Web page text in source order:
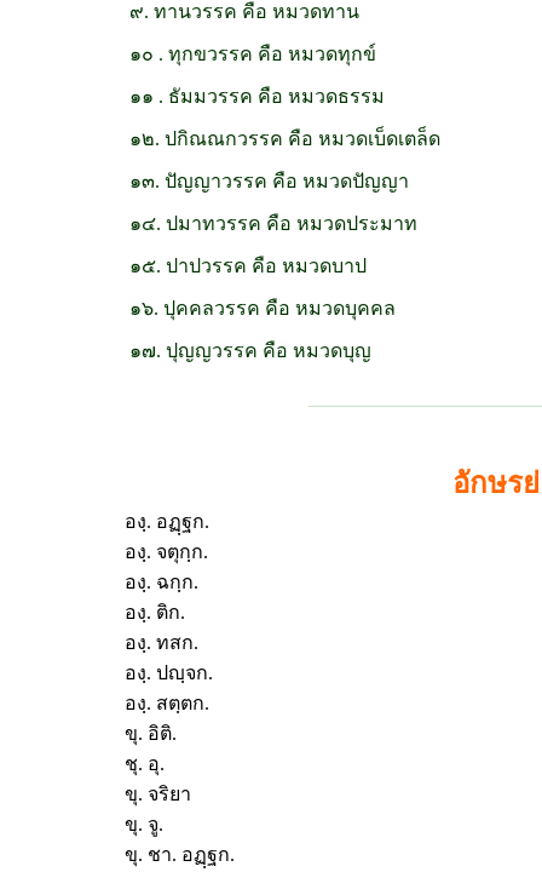
๙. ทานวรรค คือ หมวดทาน
๑๐ . ทุกขวรรค คือ หมวดทุกข์
๑๑ . ธัมมวรรค คือ หมวดธรรม
๑๒. ปกิณณกวรรค คือ หมวดเบ็ดเตล็ด
๑๓. ปัญญาวรรค คือ หมวดปัญญา
๑๔. ปมาทวรรค คือ หมวดประมาท
๑๕. ปาปวรรค คือ หมวดบาป
๑๖. ปุคคลวรรค คือ หมวดบุคคล
๑๗. ปุญญวรรค คือ หมวดบุญ
อักษร
องฺ. อฏฺฐก.
องฺ. จตุกฺก.
องฺ. ฉกฺก.
องฺ. ติก.
องฺ. ทสก.
องฺ. ปญฺจก.
องฺ. สตฺตก.
ขุ. อิติ.
ชุ. อุ.
ขุ. จริยา
ขุ. จู.
ขุ. ชา. อฏฺฐก.